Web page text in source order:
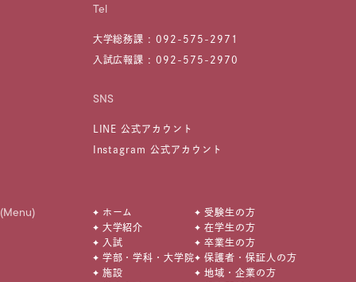
Tel
大学総務課 :092-575-2971
入試広報課 :092-575-2970
SNS
LINE 公式アカウント
Instagram 公式アカウント
(Menu)
ホーム
大学紹介
入試
学部・学科・大学院
施設
受験生の方
在学生の方
卒業生の方
保護者・保証人の方
地域・企業の方